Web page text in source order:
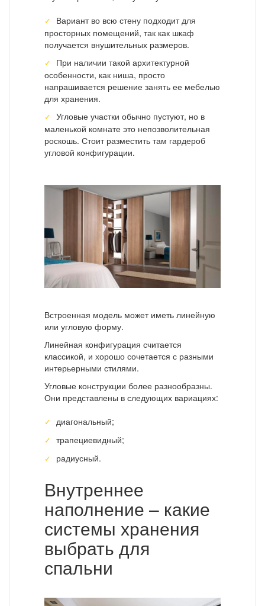
Вариант во всю стену подходит для
просторных помещений, так как шкаф
получается внушительных размеров.
При наличии такой архитектурной
особенности, как ниша, просто
напрашивается решение занять ее мебелью
для хранения.
Угловые участки обычно пустуют, но в
маленькой комнате это непозволительная
роскошь. Стоит разместить там гардероб
угловой конфигурации.
Встроенная модель может иметь линейную
или угловую форму.
Линейная конфигурация считается
классикой, и хорошо сочетается с разными
интерьерными стилями.
Угловые конструкции более разнообразны.
Они представлены в следующих вариациях:
диагональный;
трапециевидный;
радиусный.
Внутреннее
наполнение – какие
системы хранения
выбрать для
спальни